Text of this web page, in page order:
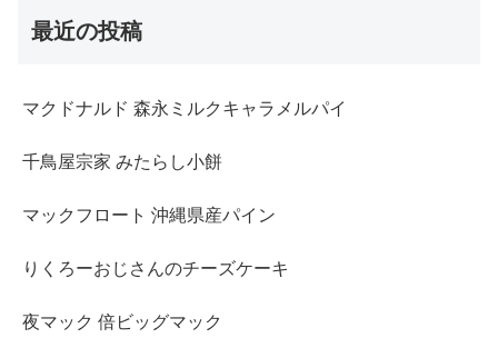
最近の投稿
マクドナルド 森永ミルクキャラメルパイ
千鳥屋宗家 みたらし小餅
マックフロート 沖縄県産パイン
りくろーおじさんのチーズケーキ
夜マック 倍ビッグマック